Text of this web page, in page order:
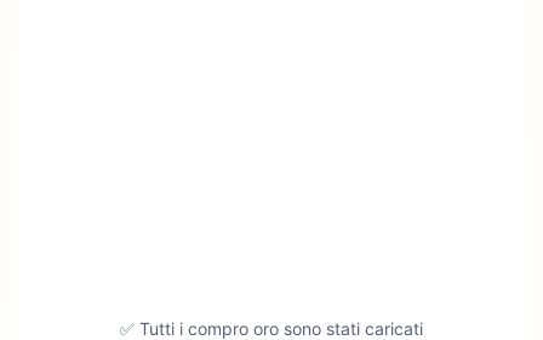
✅ Tutti i compro oro sono stati caricati